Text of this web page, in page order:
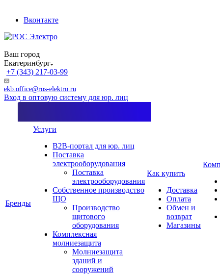
Вконтакте
Ваш город
Екатеринбург
+7 (343) 217-03-99
ekb.office@ros-elektro.ru
Вход в оптовую систему для юр. лиц
Бренды
Услуги
B2B-портал для юр. лиц
Поставка
электрооборудования
Поставка
электрооборудования
Собственное производство
ЩО
Производство
щитового
оборудования
Комплексная
молниезащита
Молниезащита
зданий и
сооружений
Как купить
Доставка
Оплата
Обмен и
возврат
Магазины